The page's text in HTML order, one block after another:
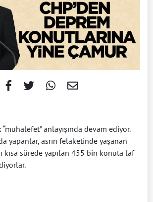
anlayışında devam ediyor.
yapanlar, asrın felaketinde yaşanan
kısa sürede yapılan 455 bin konuta laf